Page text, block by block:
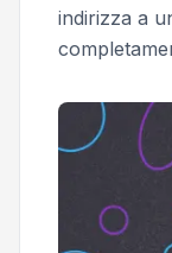
indirizza a